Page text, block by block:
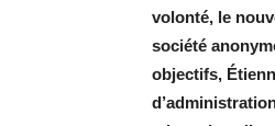
volonté, le
société
objectifs,